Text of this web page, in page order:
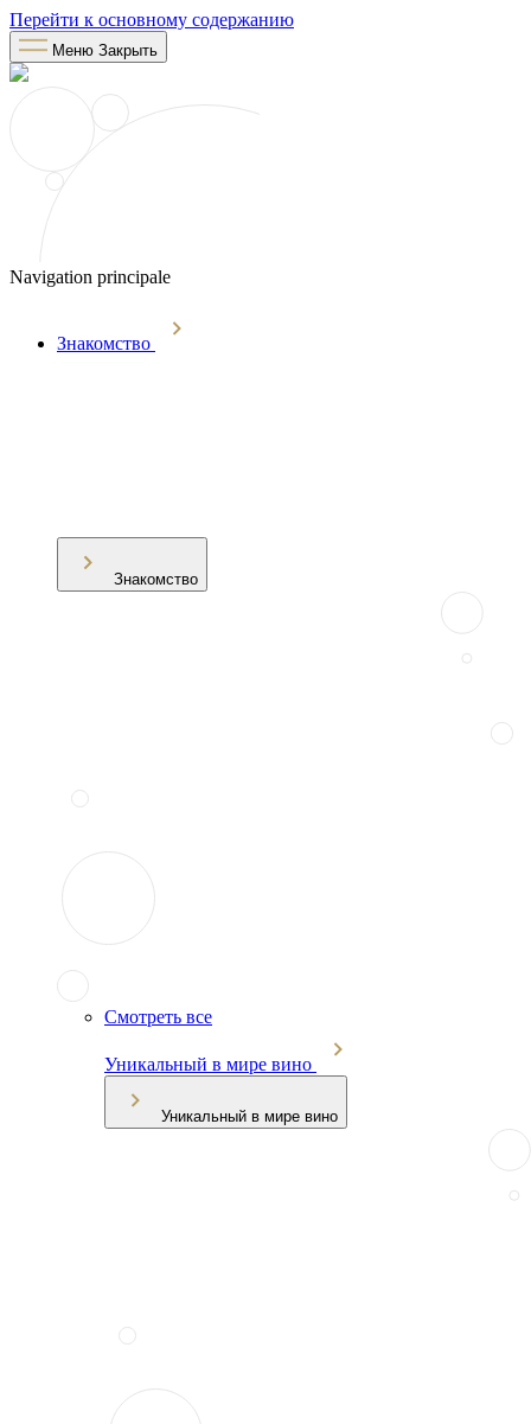
Перейти к основному содержанию
Меню Закрыть
Navigation principale
Знакомство
Знакомство
Смотреть все
Уникальный в мире вино
Уникальный в мире вино